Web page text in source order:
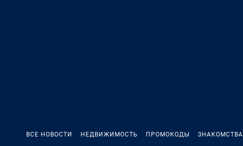
ВСЕ НОВОСТИ НЕДВИЖИМОСТЬ ПРОМОКОДЫ ЗНАКОМСТВА